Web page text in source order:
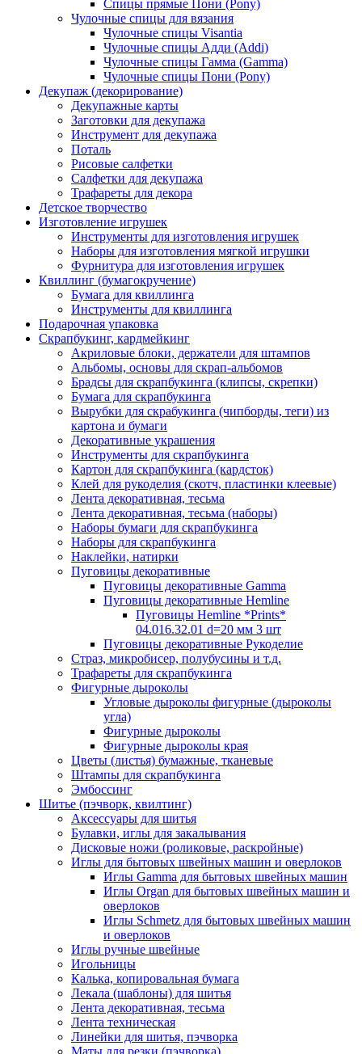
Спицы прямые Пони (Pony)
Чулочные спицы для вязания
Чулочные спицы Visantia
Чулочные спицы Адди (Addi)
Чулочные спицы Гамма (Gamma)
Чулочные спицы Пони (Pony)
Декупаж (декорирование)
Декупажные карты
Заготовки для декупажа
Инструмент для декупажа
Поталь
Рисовые салфетки
Салфетки для декупажа
Трафареты для декора
Детское творчество
Изготовление игрушек
Инструменты для изготовления игрушек
Наборы для изготовления мягкой игрушки
Фурнитура для изготовления игрушек
Квиллинг (бумагокручение)
Бумага для квиллинга
Инструменты для квиллинга
Подарочная упаковка
Скрапбукинг, кардмейкинг
Акриловые блоки, держатели для штампов
Альбомы, основы для скрап-альбомов
Брадсы для скрапбукинга (клипсы, скрепки)
Бумага для скрапбукинга
Вырубки для скрабукинга (чипборды, теги) из
картона и бумаги
Декоративные украшения
Инструменты для скрапбукинга
Картон для скрапбукинга (кардсток)
Клей для рукоделия (скотч, пластинки клеевые)
Лента декоративная, тесьма
Лента декоративная, тесьма (наборы)
Наборы бумаги для скрапбукинга
Наборы для скрапбукинга
Наклейки, натирки
Пуговицы декоративные
Пуговицы декоративные Gamma
Пуговицы декоративные Hemline
Пуговицы Hemline *Prints*
04.016.32.01 d=20 мм 3 шт
Пуговицы декоративные Рукоделие
Страз, микробисер, полубусины и т.д.
Трафареты для скрапбукинга
Фигурные дыроколы
Угловые дыроколы фигурные (дыроколы
угла)
Фигурные дыроколы
Фигурные дыроколы края
Цветы (листья) бумажные, тканевые
Штампы для скрапбукинга
Эмбоссинг
Шитье (пэчворк, квилтинг)
Аксессуары для шитья
Булавки, иглы для закалывания
Дисковые ножи (роликовые, раскройные)
Иглы для бытовых швейных машин и оверлоков
Иглы Gamma для бытовых швейных машин
Иглы Organ для бытовых швейных машин и
оверлоков
Иглы Schmetz для бытовых швейных машин
и оверлоков
Иглы ручные швейные
Игольницы
Калька, копировальная бумага
Лекала (шаблоны) для шитья
Лента декоративная, тесьма
Лента техническая
Линейки для шитья, пэчворка
Маты для резки (пэчворка)